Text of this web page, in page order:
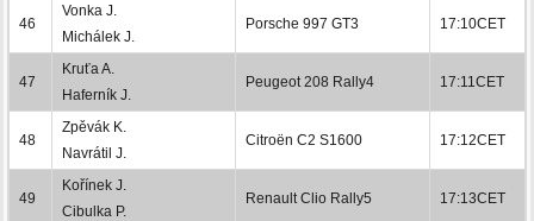
46
Vonka J.
Michálek J.
Porsche 997 GT3 17:10CET
47
Kruťa A.
Haferník J.
Peugeot 208 Rally4 17:11CET
48
Zpěvák K.
Navrátil J.
Citroën C2 S1600 17:12CET
49
Kořínek J.
Cibulka P.
Renault Clio Rally5 17:13CET